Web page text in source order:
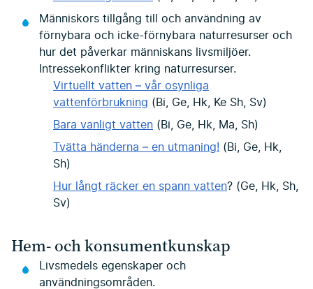
Människors tillgång till och användning av
förnybara och icke-förnybara naturresurser och
hur det påverkar människans livsmiljöer.
Intressekonflikter kring naturresurser.
Virtuellt vatten – vår osynliga
vattenförbrukning (Bi, Ge, Hk, Ke Sh, Sv)
Bara vanligt vatten (Bi, Ge, Hk, Ma, Sh)
Tvätta händerna – en utmaning! (Bi, Ge, Hk,
Sh)
Hur långt räcker en spann vatten? (Ge, Hk, Sh,
Sv)
Hem- och konsumentkunskap
Livsmedels egenskaper och
användningsområden.